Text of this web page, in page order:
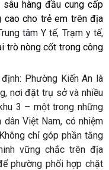
hàng đầu cung cấp
cao cho trẻ em trên địa
tâm Y tế, Trạm y tế,
trò nòng cốt trong công
Phường Kiến An là
nơi đặt trụ sở và nhiều
3 – một trong những
Việt Nam, có nhiệm
chỉ góp phần tăng
vững chắc trên địa
phường phối hợp chặt